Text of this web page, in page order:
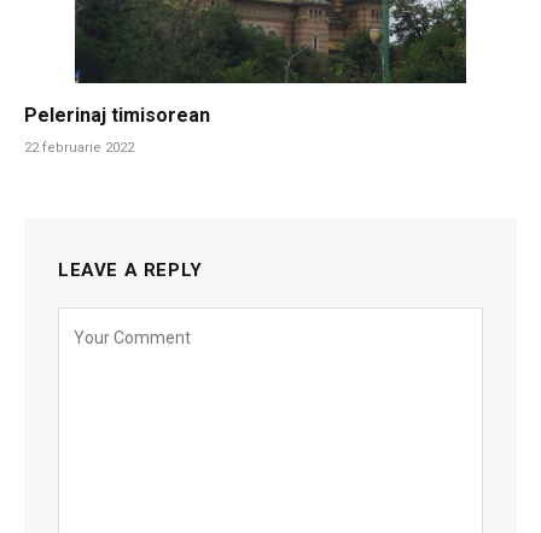
Pelerinaj timisorean
22 februarie 2022
LEAVE A REPLY